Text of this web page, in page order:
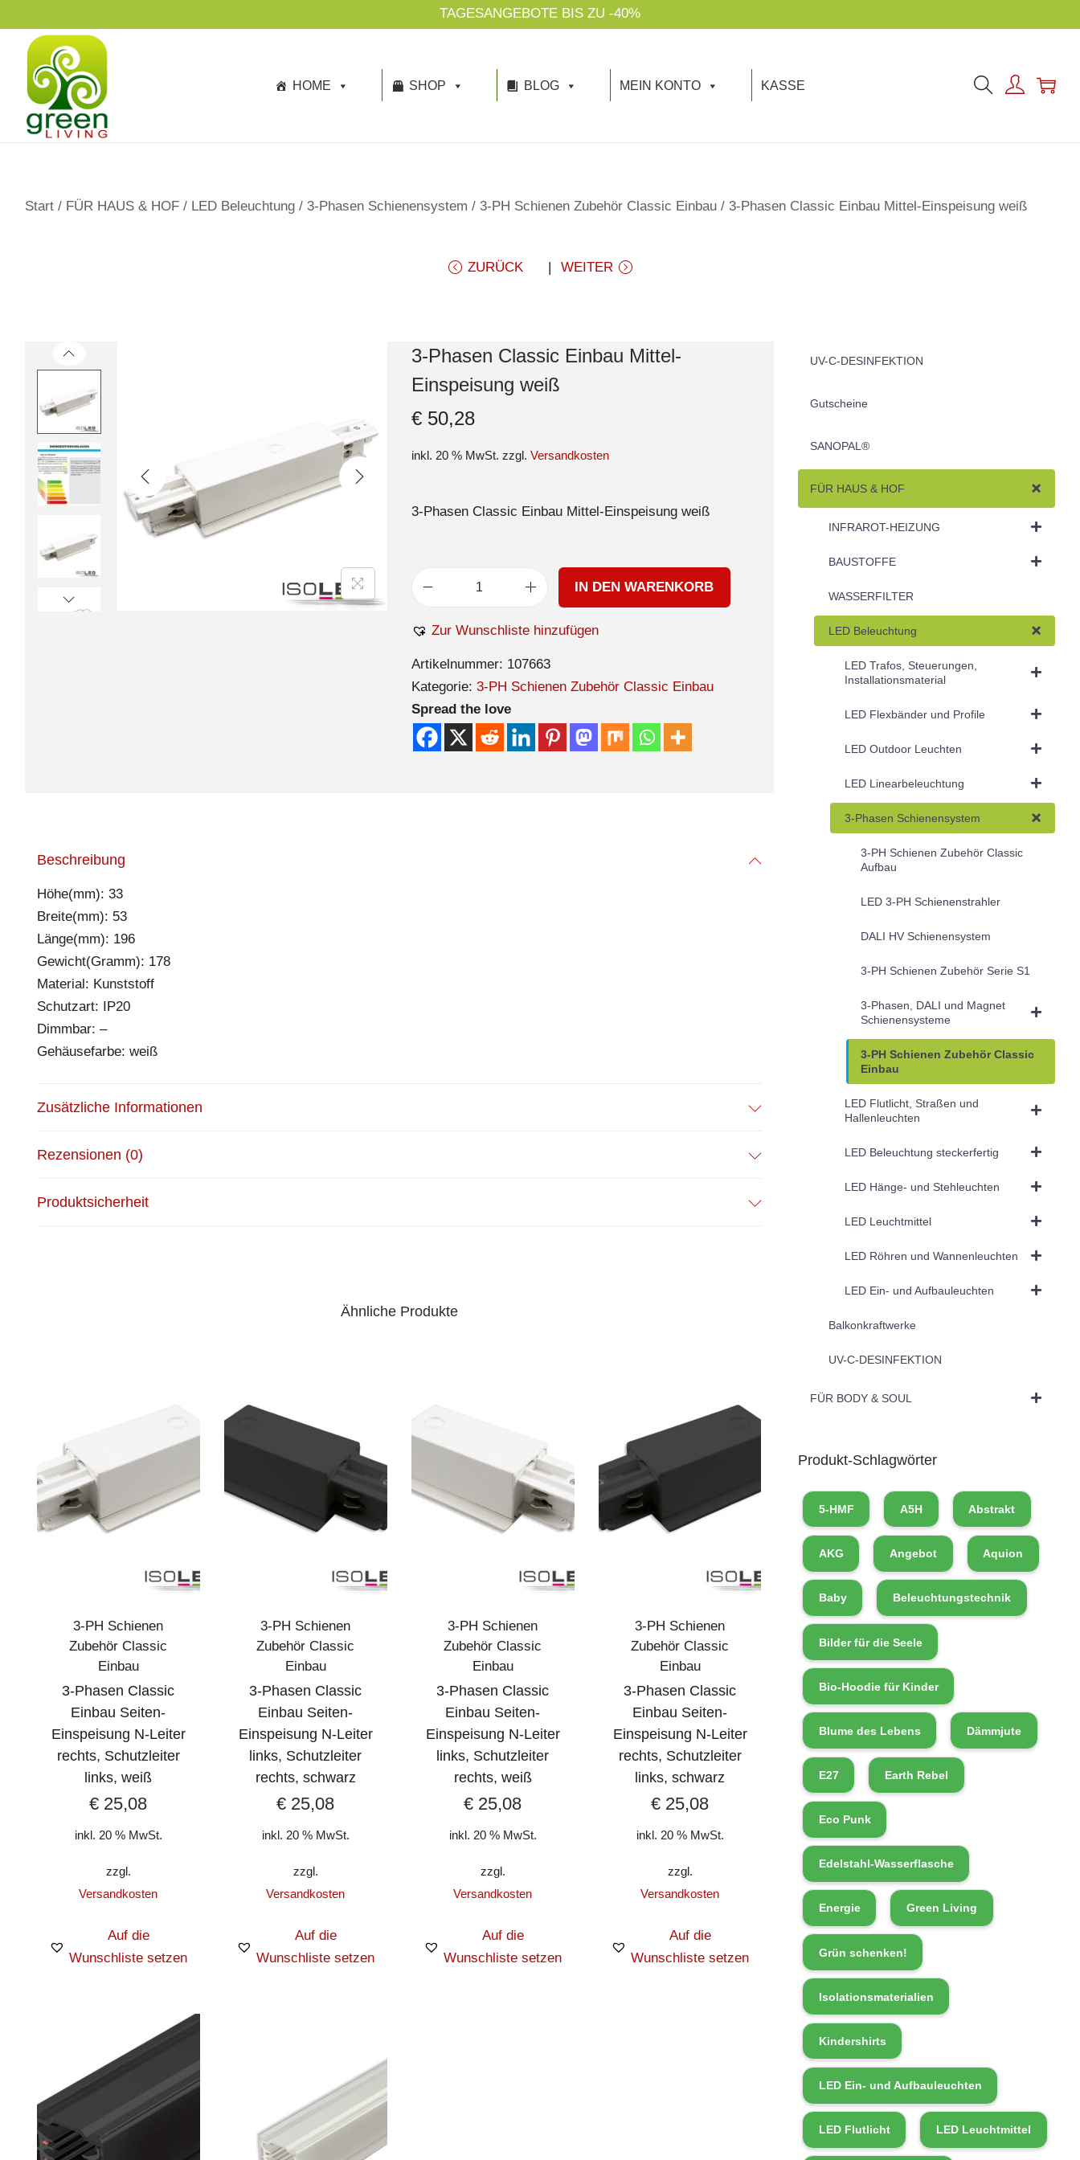
p
TAGESANGEBOTE BIS ZU -40%
HOME SHOP BLOG MEIN KONTO KASSE
Start / FÜR HAUS & HOF / LED Beleuchtung / 3-Phasen Schienensystem / 3-PH Schienen Zubehör Classic Einbau / 3-Phasen Classic Einbau Mittel-Einspeisung weiß
ZURÜCK WEITER
3-Phasen Classic Einbau Mittel-
Einspeisung weiß
€50,28
inkl. 20 % MwSt. zzgl. Versandkosten
3-Phasen Classic Einbau Mittel-Einspeisung weiß
IN DEN WARENKORB
Zur Wunschliste hinzufügen
Artikelnummer: 107663
Kategorie: 3-PH Schienen Zubehör Classic Einbau
Spread the love
Beschreibung
Höhe(mm): 33
Breite(mm): 53
Länge(mm): 196
Gewicht(Gramm): 178
Material: Kunststoff
Schutzart: IP20
Dimmbar: –
Gehäusefarbe: weiß
Zusätzliche Informationen
Rezensionen (0)
Produktsicherheit
Ähnliche Produkte
3-PH Schienen
Zubehör Classic
Einbau
3-Phasen Classic
Einbau Seiten-
Einspeisung N-Leiter
rechts, Schutzleiter
links, weiß
€ 25,08
inkl. 20 % MwSt.
zzgl.
Versandkosten
Auf die
Wunschliste setzen
3-PH Schienen
Zubehör Classic
Einbau
3-Phasen Classic
Einbau Seiten-
Einspeisung N-Leiter
links, Schutzleiter
rechts, schwarz
€ 25,08
inkl. 20 % MwSt.
zzgl.
Versandkosten
Auf die
Wunschliste setzen
3-PH Schienen
Zubehör Classic
Einbau
3-Phasen Classic
Einbau Seiten-
Einspeisung N-Leiter
links, Schutzleiter
rechts, weiß
€ 25,08
inkl. 20 % MwSt.
zzgl.
Versandkosten
Auf die
Wunschliste setzen
3-PH Schienen
Zubehör Classic
Einbau
3-Phasen Classic
Einbau Seiten-
Einspeisung N-Leiter
rechts, Schutzleiter
links, schwarz
€ 25,08
inkl. 20 % MwSt.
zzgl.
Versandkosten
Auf die
Wunschliste setzen
UV-C-DESINFEKTION
Gutscheine
SANOPAL®
FÜR HAUS & HOF
INFRAROT-HEIZUNG
BAUSTOFFE
WASSERFILTER
LED Beleuchtung
LED Trafos, Steuerungen,
Installationsmaterial
LED Flexbänder und Profile
LED Outdoor Leuchten
LED Linearbeleuchtung
3-Phasen Schienensystem
3-PH Schienen Zubehör Classic
Aufbau
LED 3-PH Schienenstrahler
DALI HV Schienensystem
3-PH Schienen Zubehör Serie S1
3-Phasen, DALI und Magnet
Schienensysteme
3-PH Schienen Zubehör Classic
Einbau
LED Flutlicht, Straßen und
Hallenleuchten
LED Beleuchtung steckerfertig
LED Hänge- und Stehleuchten
LED Leuchtmittel
LED Röhren und Wannenleuchten
LED Ein- und Aufbauleuchten
Balkonkraftwerke
UV-C-DESINFEKTION
FÜR BODY & SOUL
Produkt-Schlagwörter
5-HMF A5H Abstrakt
AKG Angebot Aquion
Baby Beleuchtungstechnik
Bilder für die Seele
Bio-Hoodie für Kinder
Blume des Lebens Dämmjute
E27 Earth Rebel
Eco Punk
Edelstahl-Wasserflasche
Energie Green Living
Grün schenken!
Isolationsmaterialien
Kindershirts
LED Ein- und Aufbauleuchten
LED Flutlicht LED Leuchtmittel